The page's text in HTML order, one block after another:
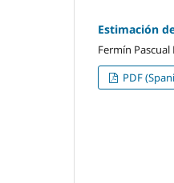
Estimación
Fermín Pascual
PDF